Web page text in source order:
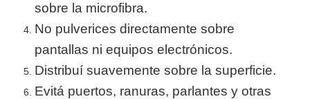
sobre la microfibra.
No pulverices directamente sobre
pantallas ni equipos electrónicos.
Distribuí suavemente sobre la superficie.
Evitá puertos, ranuras, parlantes y otras